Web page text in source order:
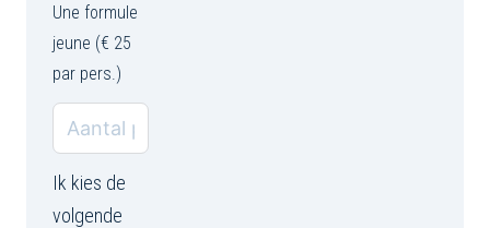
Une formule
jeune (€ 25
par pers.)
Ik kies de
volgende